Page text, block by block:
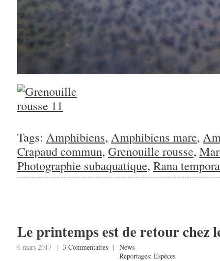
Tags: Amphibiens, Amphibiens mare,
Crapaud commun, Grenouille rousse,
Photographie subaquatique, Rana
Le printemps est de retour chez
6 mars 2017 | 3 Commentaires | News
Reportages: Espèces